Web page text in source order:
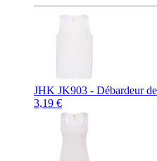
JHK JK903 - Débardeur
3,19 €